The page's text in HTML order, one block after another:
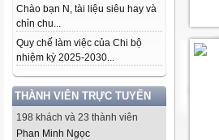
Chào bạn N, tài liệu siêu hay và
chỉn chu...
Quy chế làm việc của Chi bộ
nhiệm kỳ 2025-2030...
THÀNH VIÊN TRỰC TUYẾN
198 khách và 23 thành viên
Phan Minh Ngọc